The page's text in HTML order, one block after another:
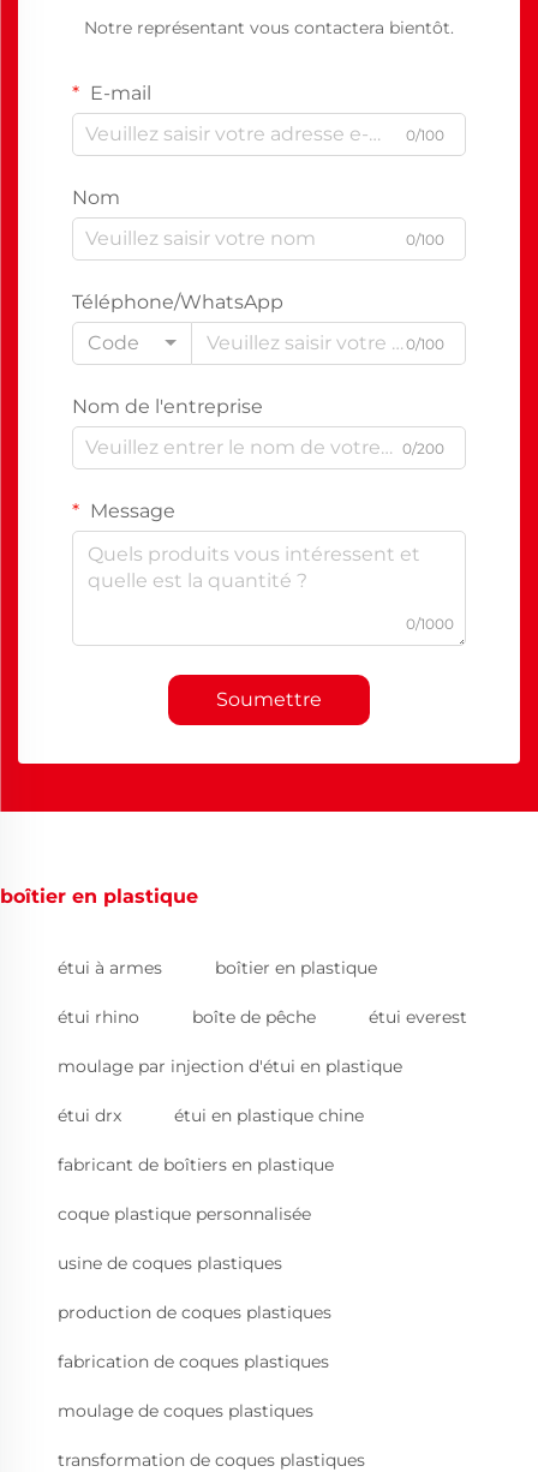
Notre représentant vous contactera bientôt.
E-mail
0/100
Nom
0/100
Téléphone/WhatsApp
Code
0/100
Nom de l'entreprise
0/200
Message
0/1000
Soumettre
boîtier en plastique
étui à armes boîtier en plastique
étui rhino boîte de pêche étui everest
moulage par injection d'étui en plastique
étui drx étui en plastique chine
fabricant de boîtiers en plastique
coque plastique personnalisée
usine de coques plastiques
production de coques plastiques
fabrication de coques plastiques
moulage de coques plastiques
transformation de coques plastiques